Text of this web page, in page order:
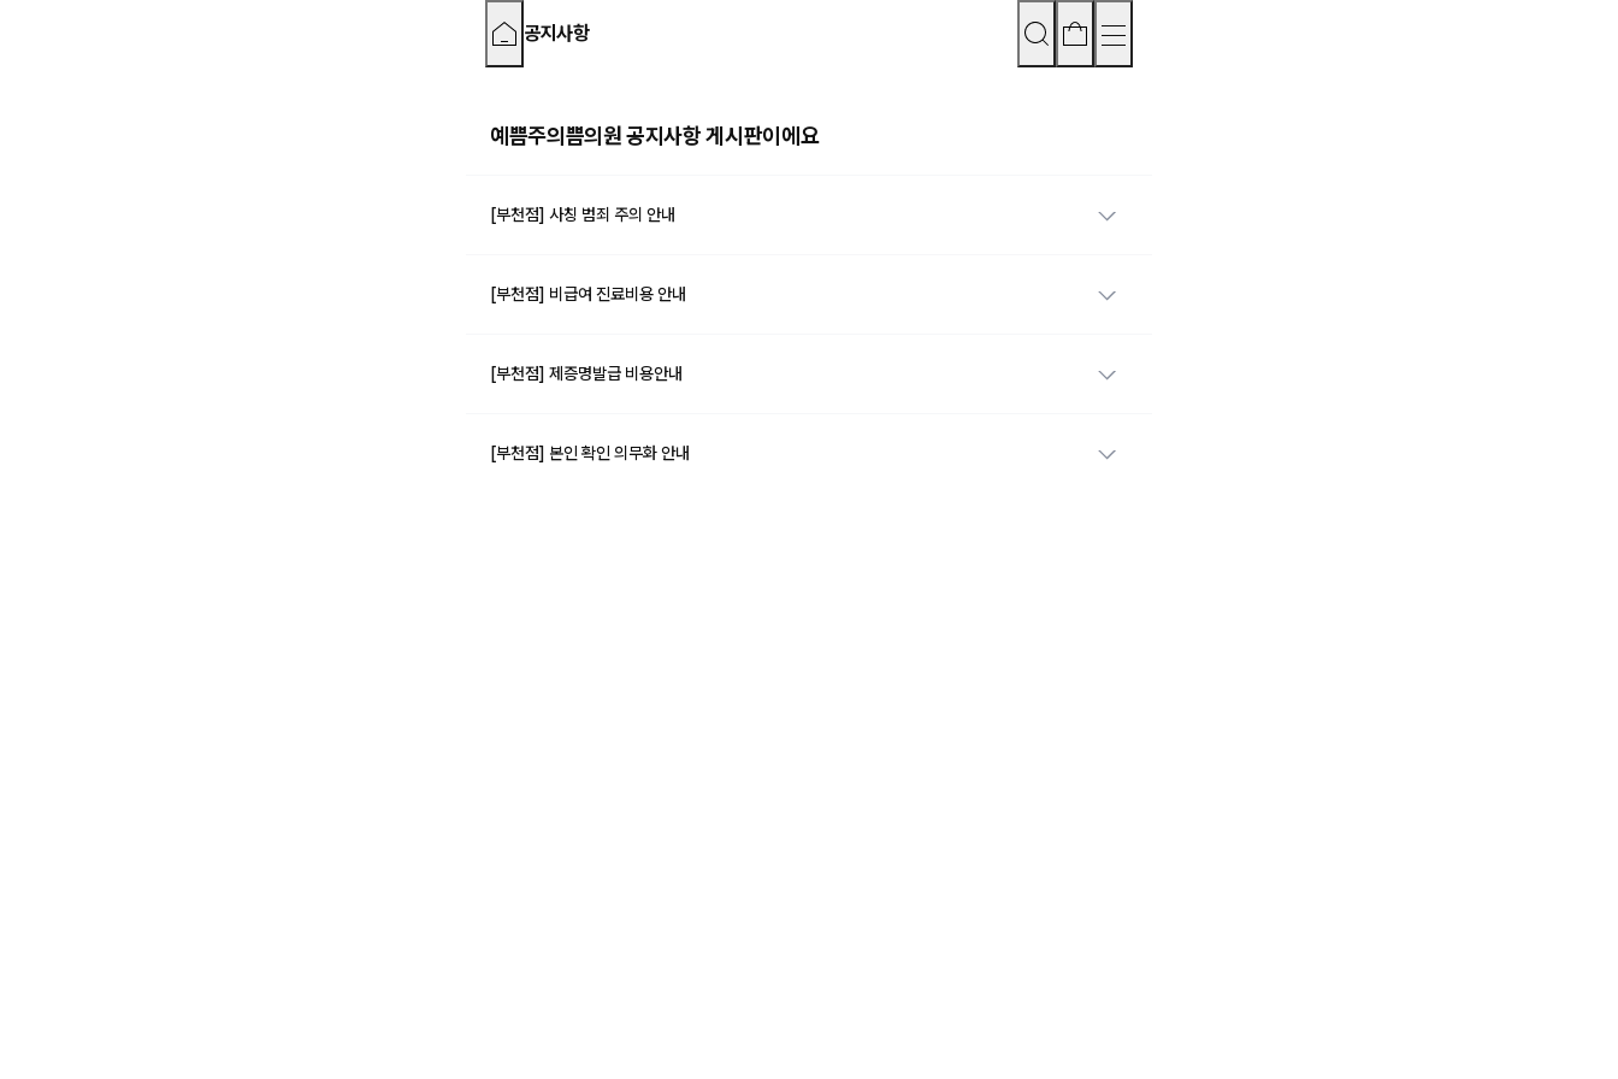
공지사항
예쁨주의쁨의원 공지사항 게시판이에요
[부천점] 사칭 범죄 주의 안내
[부천점] 비급여 진료비용 안내
[부천점] 제증명발급 비용안내
[부천점] 본인 확인 의무화 안내